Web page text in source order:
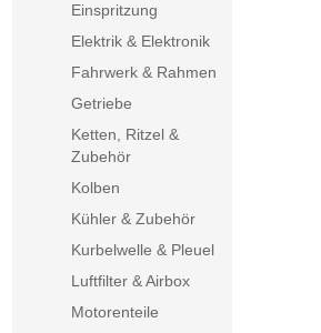
Einspritzung
Elektrik & Elektronik
Fahrwerk & Rahmen
Getriebe
Ketten, Ritzel &
Zubehör
Kolben
Kühler & Zubehör
Kurbelwelle & Pleuel
Luftfilter & Airbox
Motorenteile